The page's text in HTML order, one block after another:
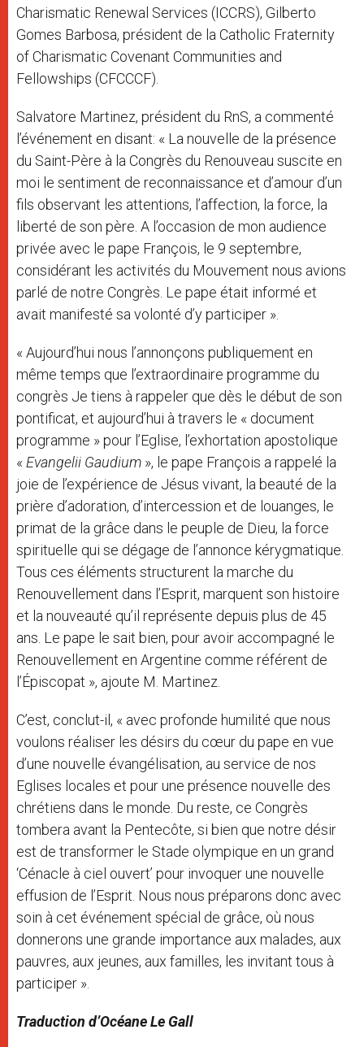
Charismatic Renewal Services (ICCRS), Gilberto
Gomes Barbosa, président de la Catholic Fraternity
of Charismatic Covenant Communities and
Fellowships (CFCCCF).
Salvatore Martinez, président du RnS, a commenté
l’événement en disant: « La nouvelle de la présence
du Saint-Père à la Congrès du Renouveau suscite en
moi le sentiment de reconnaissance et d’amour d’un
fils observant les attentions, l’affection, la force, la
liberté de son père. A l’occasion de mon audience
privée avec le pape François, le 9 septembre,
considérant les activités du Mouvement nous avions
parlé de notre Congrès. Le pape était informé et
avait manifesté sa volonté d’y participer ».
« Aujourd’hui nous l’annonçons publiquement en
même temps que l’extraordinaire programme du
congrès Je tiens à rappeler que dès le début de son
pontificat, et aujourd’hui à travers le « document
programme » pour l’Eglise, l’exhortation apostolique
« Evangelii Gaudium », le pape François a rappelé la
joie de l’expérience de Jésus vivant, la beauté de la
prière d’adoration, d’intercession et de louanges, le
primat de la grâce dans le peuple de Dieu, la force
spirituelle qui se dégage de l’annonce kérygmatique.
Tous ces éléments structurent la marche du
Renouvellement dans l’Esprit, marquent son histoire
et la nouveauté qu’il représente depuis plus de 45
ans. Le pape le sait bien, pour avoir accompagné le
Renouvellement en Argentine comme référent de
l’Épiscopat », ajoute M. Martinez.
C’est, conclut-il, « avec profonde humilité que nous
voulons réaliser les désirs du cœur du pape en vue
d’une nouvelle évangélisation, au service de nos
Eglises locales et pour une présence nouvelle des
chrétiens dans le monde. Du reste, ce Congrès
tombera avant la Pentecôte, si bien que notre désir
est de transformer le Stade olympique en un grand
‘Cénacle à ciel ouvert’ pour invoquer une nouvelle
effusion de l’Esprit. Nous nous préparons donc avec
soin à cet événement spécial de grâce, où nous
donnerons une grande importance aux malades, aux
pauvres, aux jeunes, aux familles, les invitant tous à
participer ».
Traduction d’Océane Le Gall